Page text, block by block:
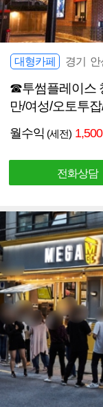
대형카페 경기 안
☎투썸플레이스
만/여성/오토투
월수익 (세전)
전화상담